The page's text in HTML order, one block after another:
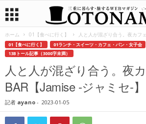
ホーム 01【食べに行く】 人と人が混ざり合う。夜カフ
01【食べに行く】 01ランチ・スイーツ・カフェ・パン・女子会
13Bトール記事（3000字未満）
人と人が混ざり合う。夜
BAR【Jamise -ジャミセ-】
記者 ayano - 2023-01-05